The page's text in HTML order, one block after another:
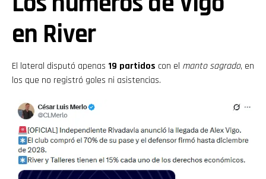
en River
El lateral disputó apenas 19 partidos con el manto sagrado, en
los que no registró goles ni asistencias.